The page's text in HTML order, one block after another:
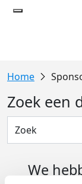
Zoek een
We